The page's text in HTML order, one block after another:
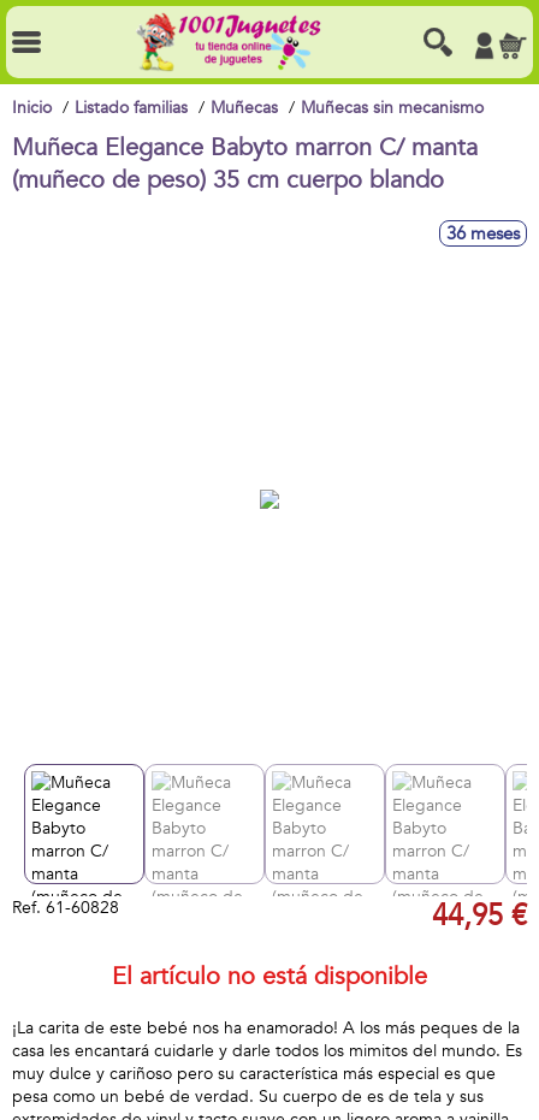
Inicio Listado familias Muñecas Muñecas sin mecanismo
Muñeca Elegance Babyto marron C/ manta
(muñeco de peso) 35 cm cuerpo blando
36 meses
Ref. 61-60828 44,95 €
El artículo no está disponible
¡La carita de este bebé nos ha enamorado! A los más peques de la
casa les encantará cuidarle y darle todos los mimitos del mundo. Es
muy dulce y cariñoso pero su característica más especial es que
pesa como un bebé de verdad. Su cuerpo de es de tela y sus